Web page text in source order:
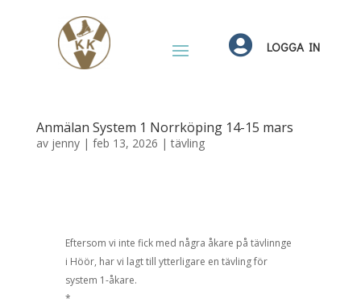
 LOGGA IN
Anmälan System 1 Norrköping 14-15 mars
av jenny| feb 13, 2026 |tävling
Eftersom vi inte fick med några åkare på tävlinnge
i Höör, har vi lagt till ytterligare en tävling för
system 1-åkare.
*